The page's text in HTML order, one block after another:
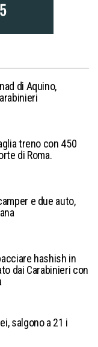
di Aquino,
treno con 450
di Roma.
e due auto,
hashish in
dai Carabinieri con
salgono a 21 i